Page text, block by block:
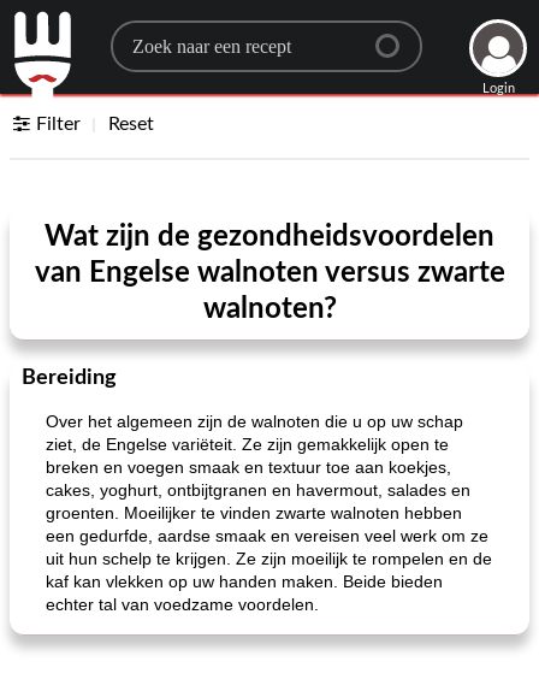
Search for a recipe
Login
Filter Reset
Wat zijn de gezondheidsvoordelen
van Engelse walnoten versus zwarte
walnoten?
Bereiding
Over het algemeen zijn de walnoten die u op uw schap
ziet, de Engelse variëteit. Ze zijn gemakkelijk open te
breken en voegen smaak en textuur toe aan koekjes,
cakes, yoghurt, ontbijtgranen en havermout, salades en
groenten. Moeilijker te vinden zwarte walnoten hebben
een gedurfde, aardse smaak en vereisen veel werk om ze
uit hun schelp te krijgen. Ze zijn moeilijk te rompelen en de
kaf kan vlekken op uw handen maken. Beide bieden
echter tal van voedzame voordelen.